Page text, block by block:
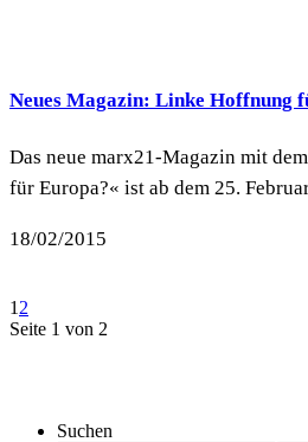
Neues Magazin: Linke Hoffnung
Das neue marx21-Magazin mit
für Europa?« ist ab dem 25.
18/02/2015
1 2
Seite 1 von 2
Suchen